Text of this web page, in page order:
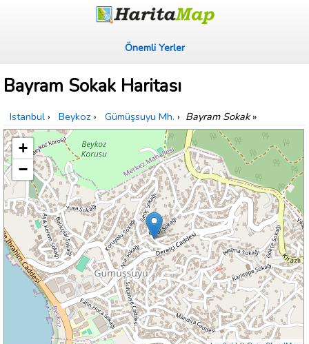
Önemli Yerler
Bayram Sokak Haritası
Istanbul › Beykoz › Gümüşsuyu Mh. › Bayram Sokak»
+
−